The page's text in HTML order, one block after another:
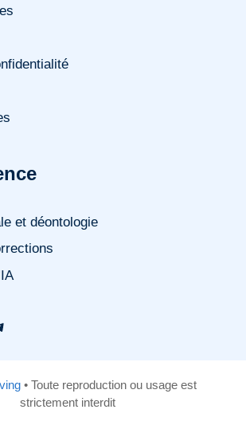
et déontologie
• Toute reproduction ou usage est
strictement interdit